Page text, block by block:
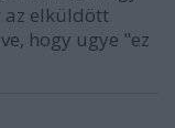
az elküldött
hogy ugye "ez